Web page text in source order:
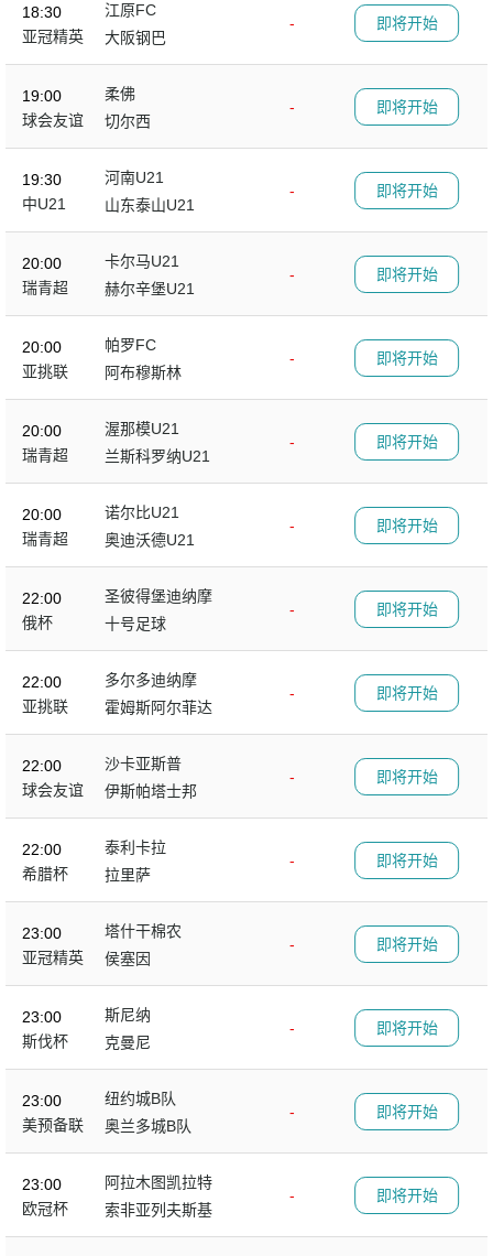
18:30
亚冠精英
江原FC
-
大阪钢巴
即将开始
19:00
球会友谊
柔佛
-
切尔西
即将开始
19:30
中U21
河南U21
-
山东泰山U21
即将开始
20:00
瑞青超
卡尔马U21
-
赫尔辛堡U21
即将开始
20:00
亚挑联
帕罗FC
-
阿布穆斯林
即将开始
20:00
瑞青超
渥那模U21
-
兰斯科罗纳U21
即将开始
20:00
瑞青超
诺尔比U21
-
奥迪沃德U21
即将开始
22:00
俄杯
圣彼得堡迪纳摩
-
十号足球
即将开始
22:00
亚挑联
多尔多迪纳摩
-
霍姆斯阿尔菲达
即将开始
22:00
球会友谊
沙卡亚斯普
-
伊斯帕塔士邦
即将开始
22:00
希腊杯
泰利卡拉
-
拉里萨
即将开始
23:00
亚冠精英
塔什干棉农
-
侯塞因
即将开始
23:00
斯伐杯
斯尼纳
-
克曼尼
即将开始
23:00
美预备联
纽约城B队
-
奥兰多城B队
即将开始
23:00
欧冠杯
阿拉木图凯拉特
-
索非亚列夫斯基
即将开始